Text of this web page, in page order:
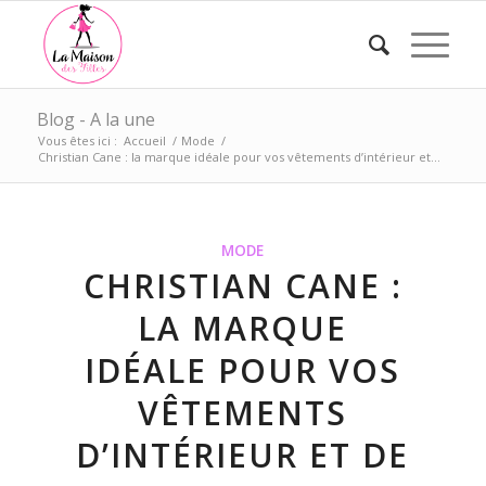
Blog - A la une
Vous êtes ici : Accueil / Mode /
Christian Cane : la marque idéale pour vos vêtements d’intérieur et...
MODE
CHRISTIAN CANE :
LA MARQUE
IDÉALE POUR VOS
VÊTEMENTS
D’INTÉRIEUR ET DE